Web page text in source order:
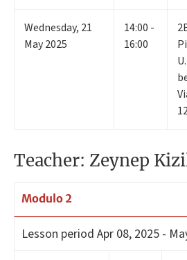
Wednesday, 21
May 2025
14:00 -
16:00
Teacher: Zeynep
Modulo 2
Lesson period Apr 08, 2025 -